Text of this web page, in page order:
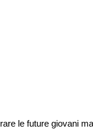
le future giovani